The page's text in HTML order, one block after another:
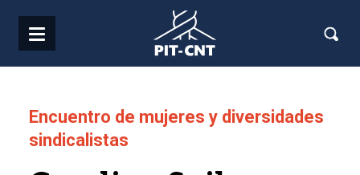
Encuentro de mujeres y diversidades
sindicalistas